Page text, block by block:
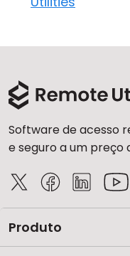
Software de acesso
e seguro a um preço
Produto